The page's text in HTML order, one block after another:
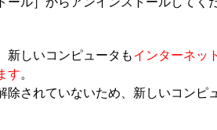
新しいコンピュータもインターネッ
す。
されていないため、新しいコンピ